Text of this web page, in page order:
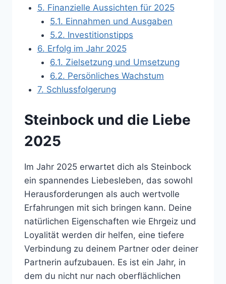
5. Finanzielle Aussichten für 2025
5.1. Einnahmen und Ausgaben
5.2. Investitionstipps
6. Erfolg im Jahr 2025
6.1. Zielsetzung und Umsetzung
6.2. Persönliches Wachstum
7. Schlussfolgerung
Steinbock und die Liebe
2025
Im Jahr 2025 erwartet dich als Steinbock
ein spannendes Liebesleben, das sowohl
Herausforderungen als auch wertvolle
Erfahrungen mit sich bringen kann. Deine
natürlichen Eigenschaften wie Ehrgeiz und
Loyalität werden dir helfen, eine tiefere
Verbindung zu deinem Partner oder deiner
Partnerin aufzubauen. Es ist ein Jahr, in
dem du nicht nur nach oberflächlichen